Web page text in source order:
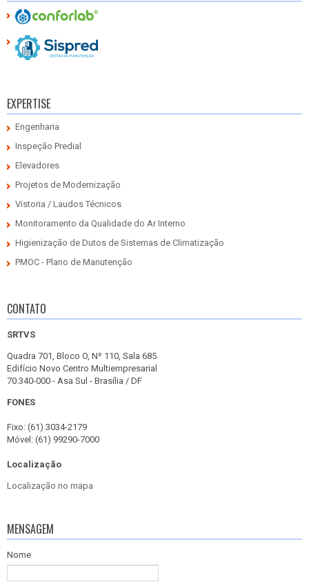
EXPERTISE
Engenharia
Inspeção Predial
Elevadores
Projetos de Modernização
Vistoria / Laudos Técnicos
Monitoramento da Qualidade do Ar Interno
Higienização de Dutos de Sistemas de Climatização
PMOC - Plano de Manutenção
CONTATO
SRTVS
Quadra 701, Bloco O, Nº 110, Sala 685
Edifício Novo Centro Multiempresarial
70.340-000 - Asa Sul - Brasília / DF
FONES
Fixo: (61) 3034-2179
Móvel: (61) 99290-7000
Localização
Localização no mapa
MENSAGEM
Nome